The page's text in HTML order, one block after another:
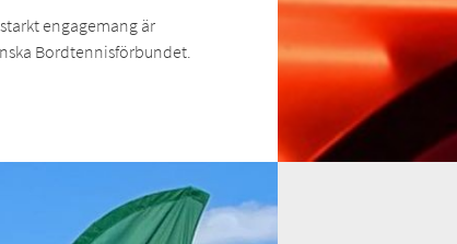
engagemang är
Bordtennisförbundet.